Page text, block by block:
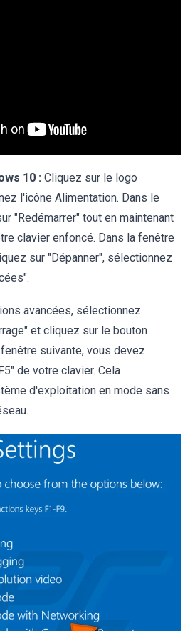
10 : Cliquez sur le logo
l'icône Alimentation. Dans le
"Redémarrer" tout en maintenant
clavier enfoncé. Dans la fenêtre
sur "Dépanner", sélectionnez
avancées, sélectionnez
et cliquez sur le bouton
suivante, vous devez
de votre clavier. Cela
d'exploitation en mode sans